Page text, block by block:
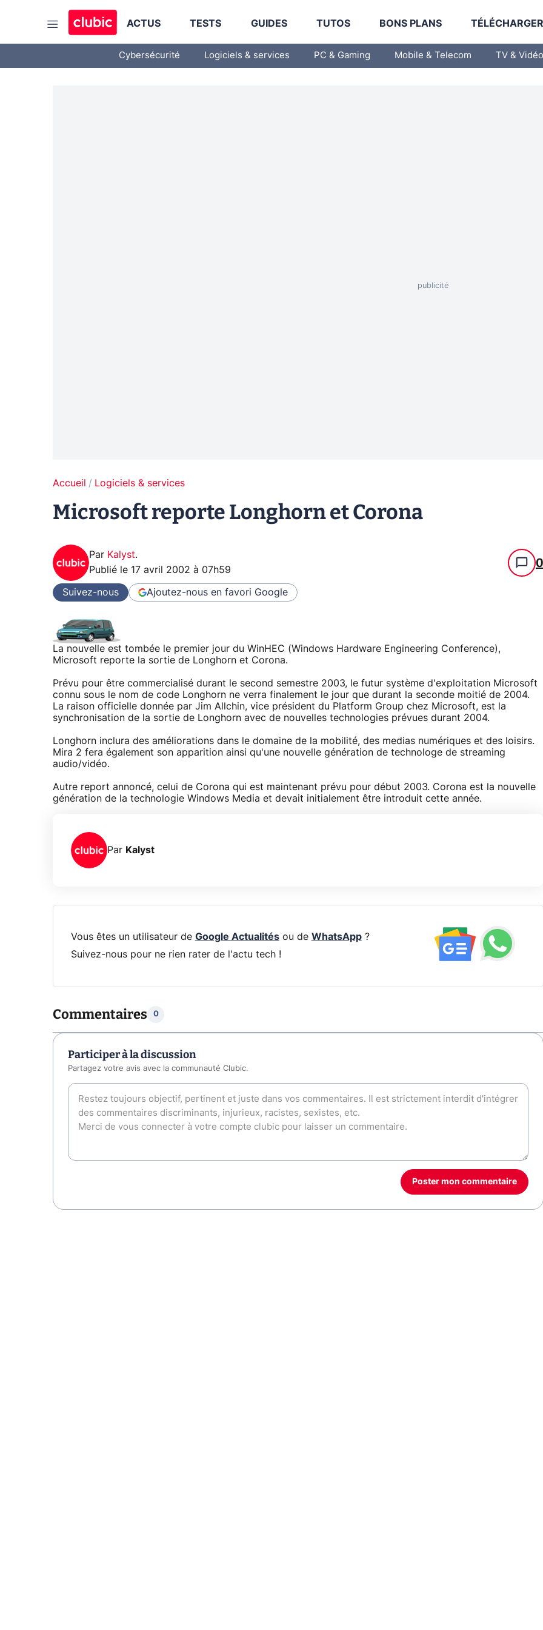
ACTUS TESTS GUIDES TUTOS BONS PLANS
Cybersécurité Logiciels & services PC & Gaming Mobile & Telecom TV & Vidéo
Accueil Logiciels & services
Microsoft reporte Longhorn et Corona
Par Kalyst.
Publié le 17 avril 2002 à 07h59 0
Suivez-nous Ajoutez-nous en favori Google
La nouvelle est tombée le premier jour du WinHEC (Windows Hardware Engineering Conference),
Microsoft reporte la sortie de Longhorn et Corona.
Prévu pour être commercialisé durant le second semestre 2003, le futur système d'exploitation Microsoft
connu sous le nom de code Longhorn ne verra finalement le jour que durant la seconde moitié de 2004.
La raison officielle donnée par Jim Allchin, vice président du Platform Group chez Microsoft, est la
synchronisation de la sortie de Longhorn avec de nouvelles technologies prévues durant 2004.
Longhorn inclura des améliorations dans le domaine de la mobilité, des medias numériques et des loisirs.
Mira 2 fera également son apparition ainsi qu'une nouvelle génération de technologe de streaming
audio/vidéo.
Autre report annoncé, celui de Corona qui est maintenant prévu pour début 2003. Corona est la nouvelle
génération de la technologie Windows Media et devait initialement être introduit cette année.
Par Kalyst
Vous êtes un utilisateur de Google Actualitésou de WhatsApp?
Suivez-nous pour ne rien rater de l'actu tech !
Commentaires 0
Participer à la discussion
Partagez votre avis avec la communauté Clubic.
Poster mon commentaire